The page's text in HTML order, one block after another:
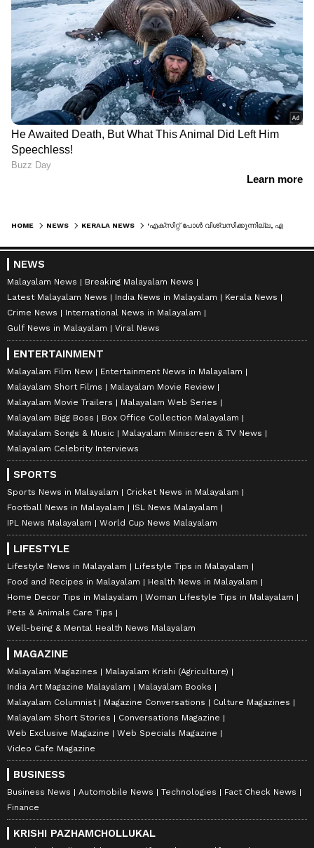
HOME NEWS KERALA NEWS
NEWS
Malayalam News
Breaking Malayalam News
Latest Malayalam News
India News in Malayalam
Kerala News
Crime News
International News in Malayalam
Gulf News in Malayalam
Viral News
ENTERTAINMENT
Malayalam Film New
Entertainment News in Malayalam
Malayalam Short Films
Malayalam Movie Review
Malayalam Movie Trailers
Malayalam Web Series
Malayalam Bigg Boss
Box Office Collection Malayalam
Malayalam Songs & Music
Malayalam Miniscreen & TV News
Malayalam Celebrity Interviews
SPORTS
Sports News in Malayalam
Cricket News in Malayalam
Football News in Malayalam
ISL News Malayalam
IPL News Malayalam
World Cup News Malayalam
LIFESTYLE
Lifestyle News in Malayalam
Lifestyle Tips in Malayalam
Food and Recipes in Malayalam
Health News in Malayalam
Home Decor Tips in Malayalam
Woman Lifestyle Tips in Malayalam
Pets & Animals Care Tips
Well-being & Mental Health News Malayalam
MAGAZINE
Malayalam Magazines
Malayalam Krishi (Agriculture)
India Art Magazine Malayalam
Malayalam Books
Malayalam Columnist
Magazine Conversations
Culture Magazines
Malayalam Short Stories
Conversations Magazine
Web Exclusive Magazine
Web Specials Magazine
Video Cafe Magazine
BUSINESS
Business News Automobile News Technologies
Fact Check News
Finance
KRISHI PAZHAMCHOLLUKAL